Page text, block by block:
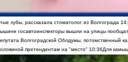
зубы, рассказала стоматолог из Волгограда
госавтоинспекторы вышли на улицы
Волгоградской Облдумы, потомственный
претендентам на "место" 10:36Для